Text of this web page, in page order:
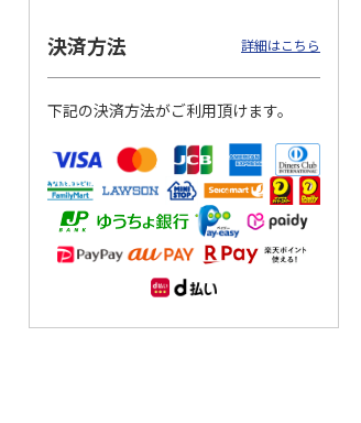
決済方法 詳細はこちら
下記の決済方法がご利用頂けます。